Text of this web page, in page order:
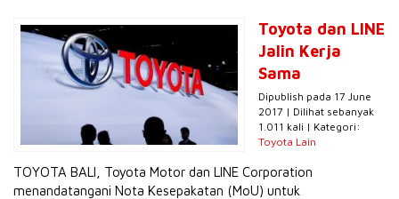
Toyota dan LINE
Jalin Kerja
Sama
Dipublish pada 17 June
2017 | Dilihat sebanyak
1.011 kali | Kategori:
Toyota Lain
TOYOTA BALI, Toyota Motor dan LINE Corporation
menandatangani Nota Kesepakatan (MoU) untuk